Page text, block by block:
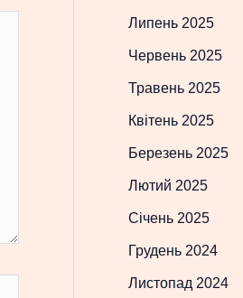
Липень 2025
Червень 2025
Травень 2025
Квітень 2025
Березень 2025
Лютий 2025
Січень 2025
Грудень 2024
Листопад 2024